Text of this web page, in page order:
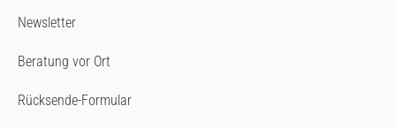
Newsletter
Beratung vor Ort
Rücksende-Formular